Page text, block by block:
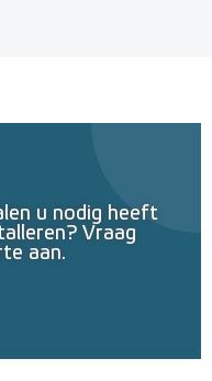
u nodig heeft
Vraag
aan.